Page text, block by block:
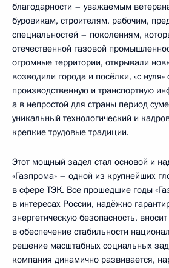
благодарности – уважаемым
буровикам, строителям, рабочим,
специальностей – поколениям,
отечественной газовой
огромные территории, открывали
возводили города и посёлки, «с нуля»
производственную и транспортную
а в непростой для страны период
уникальный технологический и
крепкие трудовые традиции.
Этот мощный задел стал основой и
«Газпрома» – одной из крупнейших
в сфере ТЭК. Все прошедшие годы
в интересах России, надёжно
энергетическую безопасность,
в обеспечение стабильности
решение масштабных социальных
компания динамично развивается,